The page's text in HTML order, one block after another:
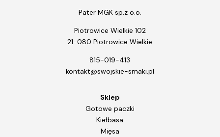
Pater MGK sp.z o.o.
Piotrowice Wielkie 102
21-080 Piotrowice Wielkie
815-019-413
kontakt@swojskie-smaki.pl
Sklep
Gotowe paczki
Kiełbasa
Mięsa